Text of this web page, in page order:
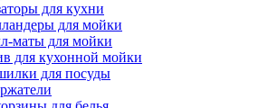
для кухни
для мойки
маты для мойки
для кухонной мойки
для посуды